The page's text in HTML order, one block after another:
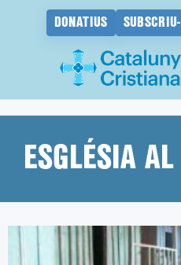
DONATIUS
contingutESGLÉSIA AL